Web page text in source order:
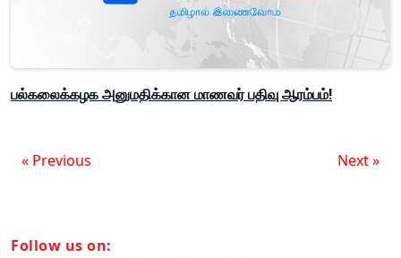
பல்கலைக்கழக அனுமதிக்கான மாணவர் பதிவு ஆரம்பம்!
« Previous Next »
Follow us on: